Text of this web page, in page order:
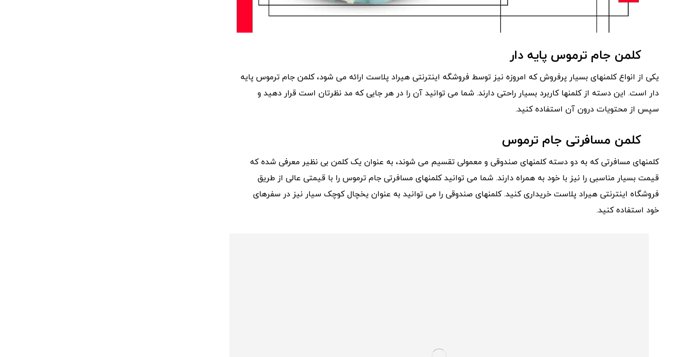
کلمن جام ترموس پایه دار
یکی از انواع کلمنهای بسیار پرفروش که امروزه نیز توسط فروشگه اینترنتی هیراد پلاست ارائه می شود، کلمن جام ترموس پایه
دار است. این دسته از کلمنها کاربرد بسیار راحتی دارند. شما می توانید آن را در هر جایی که مد نظرتان است قرار دهید و
سپس از محتویات درون آن استفاده کنید.
کلمن مسافرتی جام ترموس
کلمنهای مسافرتی که به دو دسته کلمنهای صندوقی و معمولی تقسیم می شوند، به عنوان یک کلمن بی نظیر معرفی شده که
قیمت بسیار مناسبی را نیز با خود به همراه دارند. شما می توانید کلمنهای مسافرتی جام ترموس را با قیمتی عالی از طریق
فروشگاه اینترنتی هیراد پلاست خریداری کنید. کلمنهای صندوقی را می توانید به عنوان یخچال کوچک سیار نیز در سفرهای
خود استفاده کنید.